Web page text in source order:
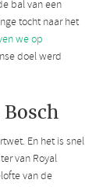
bal van een
tocht naar het
we op
doel werd
En het is snel
van Royal
van de